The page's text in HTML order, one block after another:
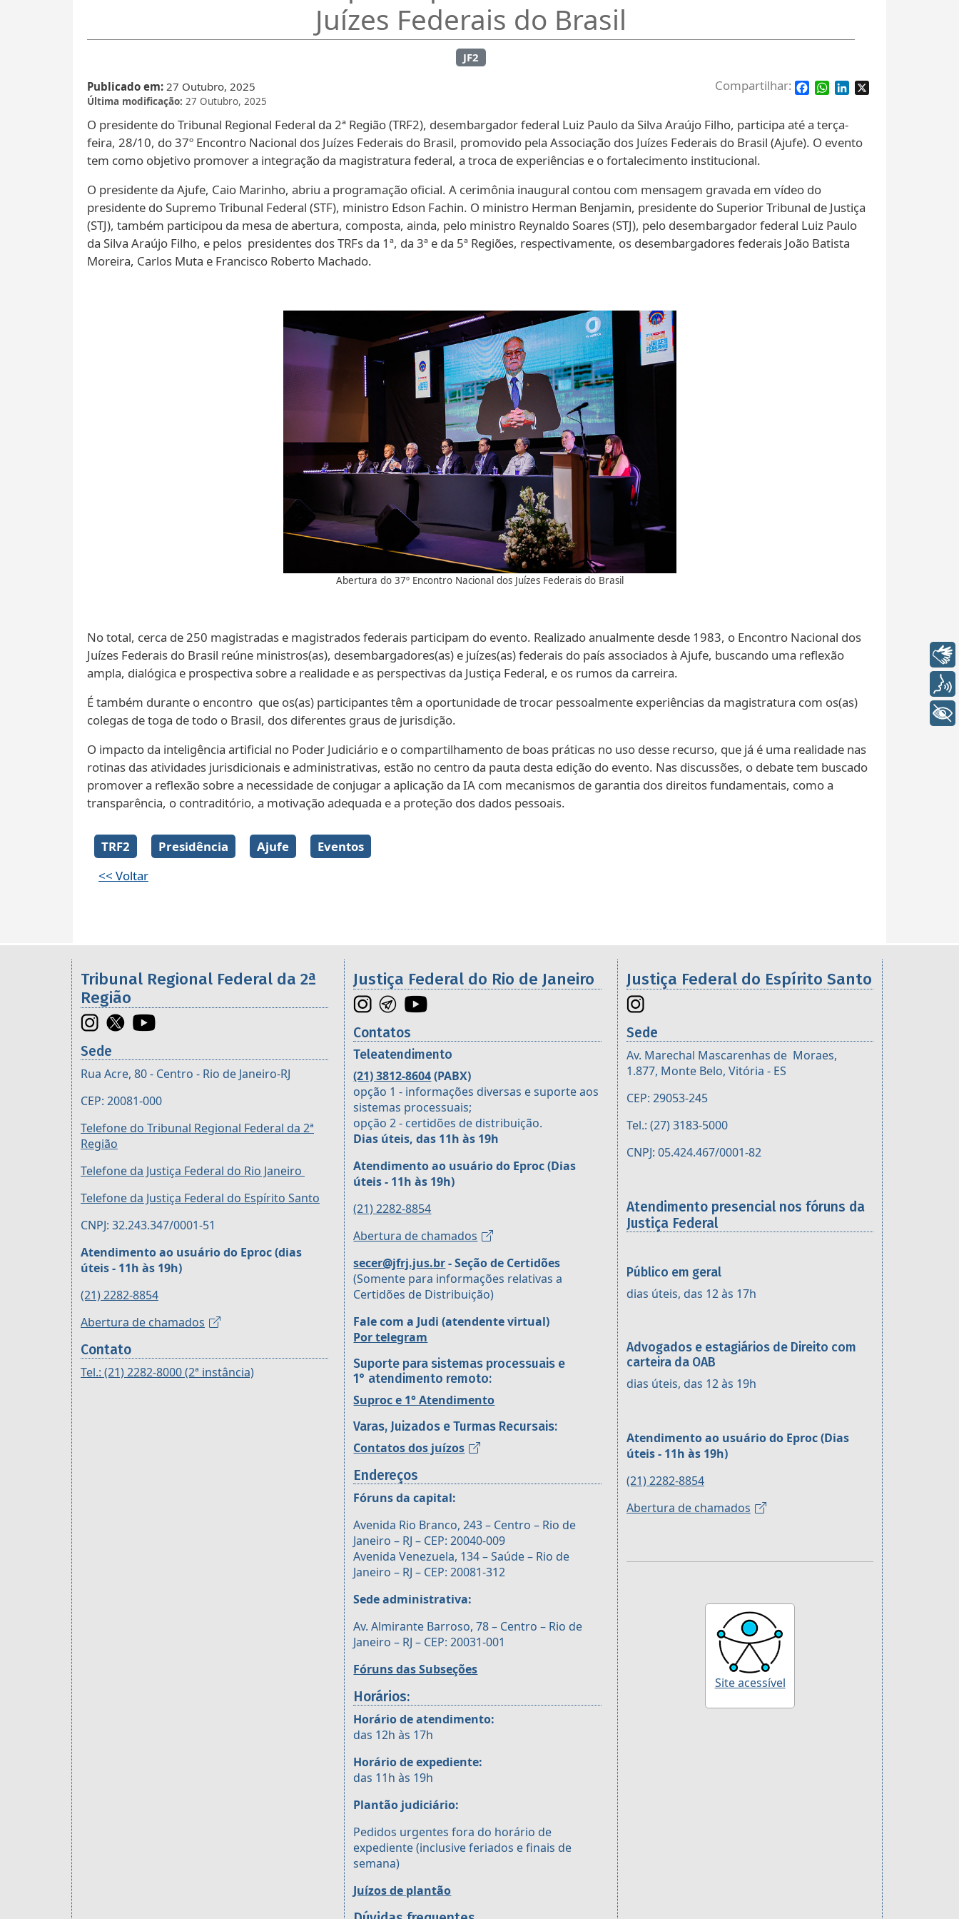
Juízes Federais do Brasil
JF2
Publicado em 27 Outubro, 2025
Última modificação 27 Outubro, 2025
Facebook
WhatsApp
LinkedIn
O presidente do Tribunal Regional Federal da 2ª Região (TRF2), desembargador federal Luiz Paulo da Silva Araújo Filho, participa até a terça-
feira, 28/10, do 37º Encontro Nacional dos Juízes Federais do Brasil, promovido pela Associação dos Juízes Federais do Brasil (Ajufe). O evento
tem como objetivo promover a integração da magistratura federal, a troca de experiências e o fortalecimento institucional.
O presidente da Ajufe, Caio Marinho, abriu a programação oficial. A cerimônia inaugural contou com mensagem gravada em vídeo do
presidente do Supremo Tribunal Federal (STF), ministro Edson Fachin. O ministro Herman Benjamin, presidente do Superior Tribunal de Justiça
(STJ), também participou da mesa de abertura, composta, ainda, pelo ministro Reynaldo Soares (STJ), pelo desembargador federal Luiz Paulo
da Silva Araújo Filho, e pelos presidentes dos TRFs da 1ª, da 3ª e da 5ª Regiões, respectivamente, os desembargadores federais João Batista
Moreira, Carlos Muta e Francisco Roberto Machado.
Abertura do 37º Encontro Nacional dos Juízes Federais do Brasil
No total, cerca de 250 magistradas e magistrados federais participam do evento. Realizado anualmente desde 1983, o Encontro Nacional dos
Juízes Federais do Brasil reúne ministros(as), desembargadores(as) e juízes(as) federais do país associados à Ajufe, buscando uma reflexão
ampla, dialógica e prospectiva sobre a realidade e as perspectivas da Justiça Federal, e os rumos da carreira.
É também durante o encontro que os(as) participantes têm a oportunidade de trocar pessoalmente experiências da magistratura com os(as)
colegas de toga de todo o Brasil, dos diferentes graus de jurisdição.
O impacto da inteligência artificial no Poder Judiciário e o compartilhamento de boas práticas no uso desse recurso, que já é uma realidade nas
rotinas das atividades jurisdicionais e administrativas, estão no centro da pauta desta edição do evento. Nas discussões, o debate tem buscado
promover a reflexão sobre a necessidade de conjugar a aplicação da IA com mecanismos de garantia dos direitos fundamentais, como a
transparência, o contraditório, a motivação adequada e a proteção dos dados pessoais.
TRF2
Presidência Ajufe
Eventos
<< Voltar
Informações úteis sobre os órgãos da 2ª Região
Tribunal Regional Federal da 2ª
Região
Sede
Rua Acre, 80 - Centro - Rio de Janeiro-RJ
CEP: 20081-000
Telefone do Tribunal Regional Federal da 2ª
Região
Telefone da Justiça Federal do Rio Janeiro
Telefone da Justiça Federal do Espírito Santo
CNPJ: 32.243.347/0001-51
Atendimento ao usuário do Eproc (dias
úteis - 11h às 19h)
(21) 2282-8854
Abertura de chamados
Contato
Tel.: (21) 2282-8000 (2ª instância)
Justiça Federal do Rio de Janeiro
Contatos
Teleatendimento
(21) 3812-8604(PABX)
opção 1 - informações diversas e suporte aos
sistemas processuais;
opção 2 - certidões de distribuição.
Dias úteis, das 11h às 19h
Atendimento ao usuário do Eproc (Dias
úteis - 11h às 19h)
(21) 2282-8854
Abertura de chamados
secer@jfrj.jus.br- Seção de Certidões
(Somente para informações relativas a
Certidões de Distribuição)
Fale com a Judi (atendente virtual)
Por telegram
Suporte para sistemas processuais e
1° atendimento remoto:
Suproc e 1° Atendimento
Varas, Juizados e Turmas Recursais:
Contatos dos juízos
Endereços
Fóruns da capital:
Avenida Rio Branco, 243 – Centro – Rio de
Janeiro – RJ – CEP: 20040-009
Avenida Venezuela, 134 – Saúde – Rio de
Janeiro – RJ – CEP: 20081-312
Sede administrativa:
Av. Almirante Barroso, 78 – Centro – Rio de
Janeiro – RJ – CEP: 20031-001
Fóruns das Subseções
Horários:
Horário de atendimento:
das 12h às 17h
Horário de expediente:
das 11h às 19h
Plantão judiciário:
Pedidos urgentes fora do horário de
expediente (inclusive feriados e finais de
semana)
Juízos de plantão
Justiça Federal do Espírito Santo
Sede
Av. Marechal Mascarenhas de Moraes,
1.877, Monte Belo, Vitória - ES
CEP: 29053-245
Tel.: (27) 3183-5000
CNPJ: 05.424.467/0001-82
Atendimento presencial nos fóruns da
Justiça Federal
Público em geral
dias úteis, das 12 às 17h
Advogados e estagiários de Direito com
carteira da OAB
dias úteis, das 12 às 19h
Atendimento ao usuário do Eproc (Dias
úteis - 11h às 19h)
(21) 2282-8854
Abertura de chamados
Site acessível
+ Acessibilidade